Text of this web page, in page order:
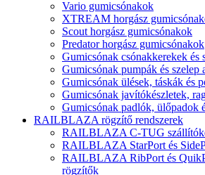
Vario gumicsónakok
XTREAM horgász
Scout horgász gumicsónakok
Predator horgász gumicsónakok
Gumicsónak csónakkerekek és
Gumicsónak pumpák és szelep
Gumicsónak ülések, táskák és
Gumicsónak javítókészletek,
Gumicsónak padlók, ülőpadok
RAILBLAZA rögzítő rendszerek
RAILBLAZA C-TUG
RAILBLAZA StarPort és
RAILBLAZA RibPort és
rögzítők